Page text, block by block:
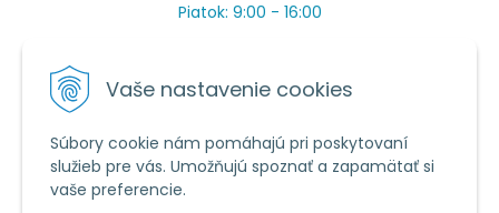
Vaše nastavenie cookies
Súbory cookie nám pomáhajú pri poskytovaní
služieb pre vás. Umožňujú spoznať a zapamätať si
vaše preferencie.
Piatok: 9:00 - 16:00
Máme toho veľa v sezóne, ak sa nedovoláte, píšte
prosím mail.
Tel.:034 / 20 20 444